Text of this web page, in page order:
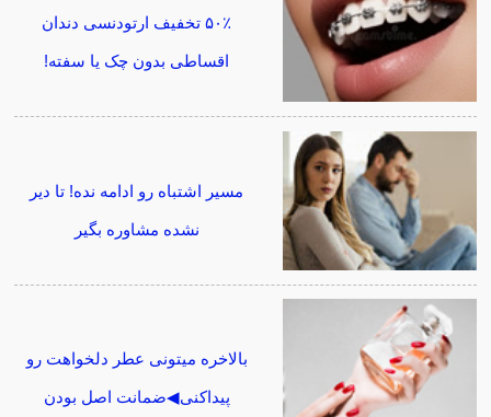
۵۰٪ تخفیف ارتودنسی دندان
اقساطی بدون چک یا سفته!
مسیر اشتباه رو ادامه نده! تا دیر
نشده مشاوره بگیر
بالاخره میتونی عطر دلخواهت رو
پیداکنی◀ضمانت اصل بودن